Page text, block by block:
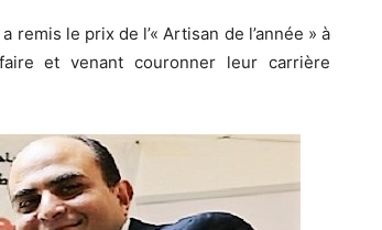
remis le prix de l’« Artisan de l’année » à
et venant couronner leur carrière